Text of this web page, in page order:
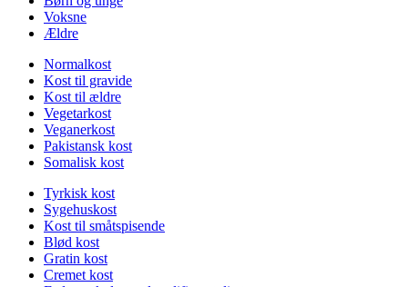
Voksne
Ældre
Normalkost
Kost til gravide
Kost til ældre
Vegetarkost
Veganerkost
Pakistansk kost
Somalisk kost
Tyrkisk kost
Sygehuskost
Kost til småtspisende
Blød kost
Gratin kost
Cremet kost